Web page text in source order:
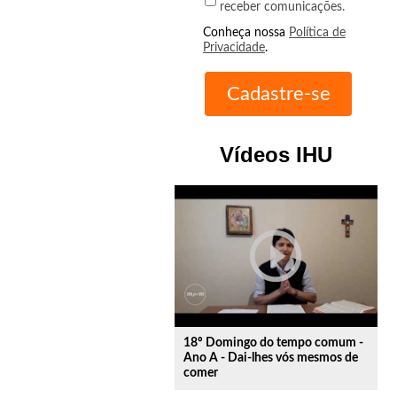
receber comunicações.
Conheça nossa Política de
Privacidade.
Vídeos IHU
play_circle_outline
18º Domingo do tempo comum -
Ano A - Dai-lhes vós mesmos de
comer